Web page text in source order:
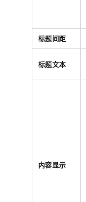
标题间距
标题文本
内容显示